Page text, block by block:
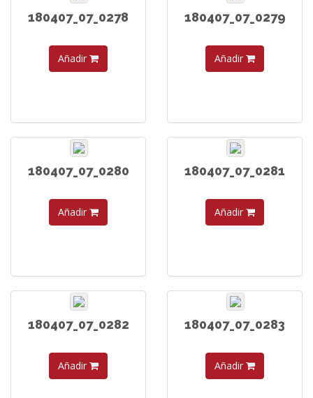
180407_07_0278
Añadir
180407_07_0279
Añadir
180407_07_0280
Añadir
180407_07_0281
Añadir
180407_07_0282
Añadir
180407_07_0283
Añadir